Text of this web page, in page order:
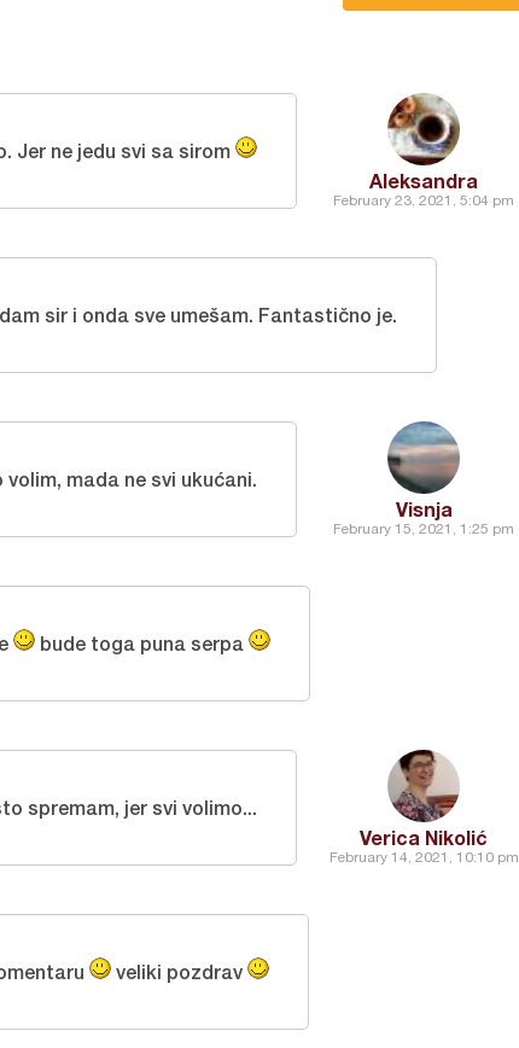
Aleksandra
February 23, 2021, 5:04 pm
Jer ne jedu svi sa sirom
sir i onda sve umešam. Fantastično je.
Visnja
February 15, 2021, 1:25 pm
volim, mada ne svi ukućani.
bude toga puna serpa
Verica Nikolić
February 14, 2021, 10:10 pm
spremam, jer svi volimo...
veliki pozdrav